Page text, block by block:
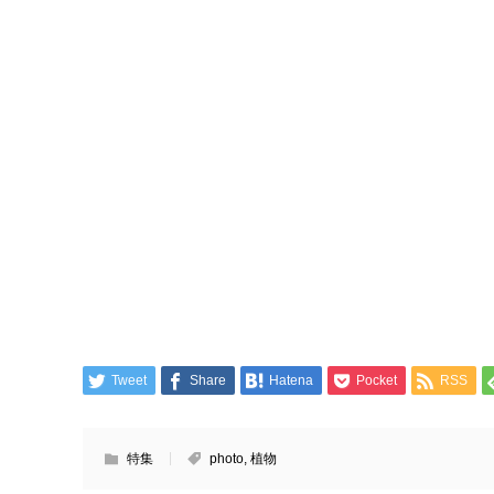
Tweet Share Hatena Pocket RSS
特集 photo, 植物